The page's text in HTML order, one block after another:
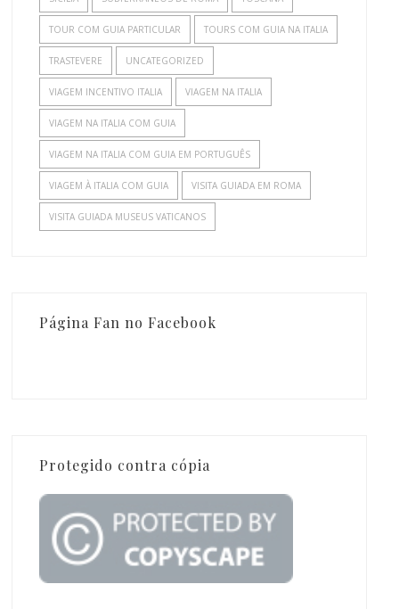
TOUR COM GUIA PARTICULAR TOURS COM GUIA NA ITALIA
TRASTEVERE UNCATEGORIZED
VIAGEM INCENTIVO ITALIA VIAGEM NA ITALIA
VIAGEM NA ITALIA COM GUIA
VIAGEM NA ITALIA COM GUIA EM PORTUGUÊS
VIAGEM À ITALIA COM GUIA VISITA GUIADA EM ROMA
VISITA GUIADA MUSEUS VATICANOS
Página Fan no Facebook
Protegido contra cópia